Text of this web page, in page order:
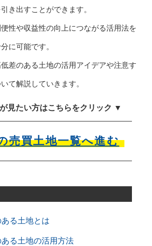
き出すことができます。
性や収益性の向上につながる活用法を
に可能です。
差のある土地の活用アイデアや注意す
て解説していきます。
見たい方はこちらをクリック ▼
売買土地一覧へ進む
る土地とは
る土地の活用方法